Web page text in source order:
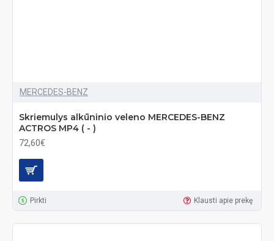
MERCEDES-BENZ
Skriemulys alkūninio veleno MERCEDES-BENZ
ACTROS MP4 ( - )
72,60€
Pirkti Klausti apie prekę